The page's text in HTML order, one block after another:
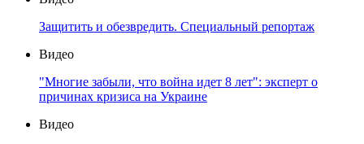
Защитить и обезвредить. Специальный репортаж
Видео
"Многие забыли, что война идет 8 лет": эксперт о
причинах кризиса на Украине
Видео